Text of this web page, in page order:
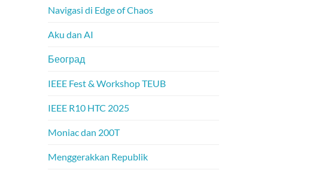
Navigasi di Edge of Chaos
Aku dan AI
Београд
IEEE Fest & Workshop TEUB
IEEE R10 HTC 2025
Moniac dan 200T
Menggerakkan Republik